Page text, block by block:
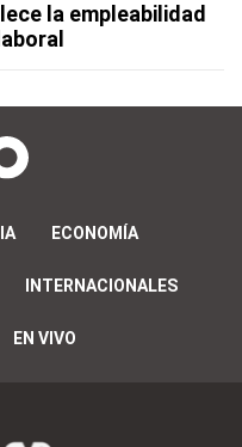
la empleabilidad
ECONOMÍA
INTERNACIONALES
EN VIVO